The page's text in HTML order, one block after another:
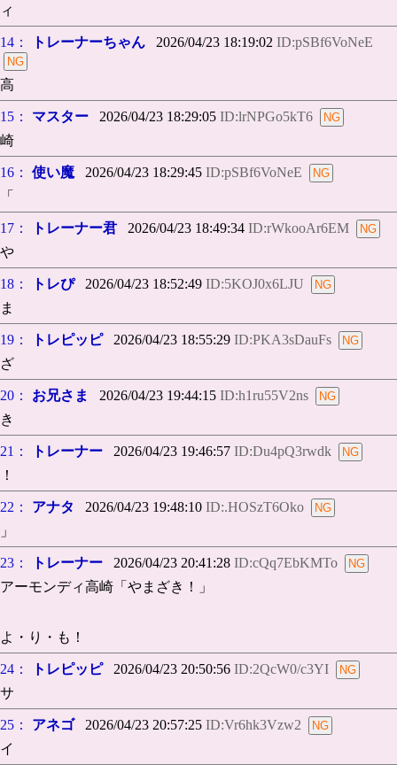
ィ
14： トレーナーちゃん 2026/04/23 18:19:02 ID:pSBf6VoNeE
高
15： マスター 2026/04/23 18:29:05 ID:lrNPGo5kT6
崎
16： 使い魔 2026/04/23 18:29:45 ID:pSBf6VoNeE
「
17： トレーナー君 2026/04/23 18:49:34 ID:rWkooAr6EM
や
18： トレぴ2026/04/23 18:52:49 ID:5KOJ0x6LJU
ま
19： トレピッピ2026/04/23 18:55:29 ID:PKA3sDauFs
ざ
20： お兄さま 2026/04/23 19:44:15 ID:h1ru55V2ns
き
21： トレーナー 2026/04/23 19:46:57 ID:Du4pQ3rwdk
！
22： アナタ 2026/04/23 19:48:10 ID:.HOSzT6Oko
」
23： トレーナー 2026/04/23 20:41:28 ID:cQq7EbKMTo
アーモンディ高崎「やまざき！」
よ・り・も！
24： トレピッピ2026/04/23 20:50:56 ID:2QcW0/c3YI
サ
25： アネゴ2026/04/23 20:57:25 ID:Vr6hk3Vzw2
イ